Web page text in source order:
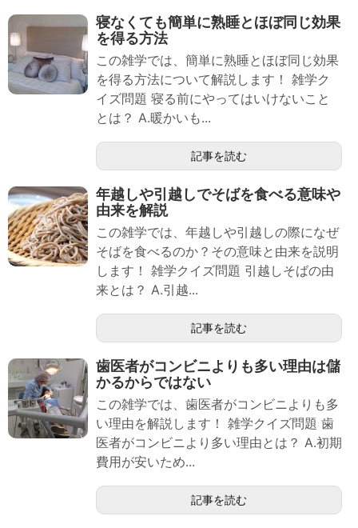
寝なくても簡単に熟睡とほぼ同じ効果
を得る方法
この雑学では、簡単に熟睡とほぼ同じ効果
を得る方法について解説します！ 雑学ク
イズ問題 寝る前にやってはいけないこと
とは？ A.暖かいも...
記事を読む
年越しや引越しでそばを食べる意味や
由来を解説
この雑学では、年越しや引越しの際になぜ
そばを食べるのか？その意味と由来を説明
します！ 雑学クイズ問題 引越しそばの由
来とは？ A.引越...
記事を読む
歯医者がコンビニよりも多い理由は儲
かるからではない
この雑学では、歯医者がコンビニよりも多
い理由を解説します！ 雑学クイズ問題 歯
医者がコンビニより多い理由とは？ A.初期
費用が安いため...
記事を読む